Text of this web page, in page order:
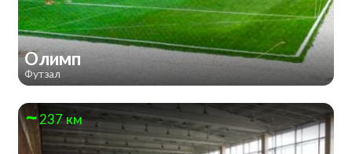
Олимп
Футзал
237 км